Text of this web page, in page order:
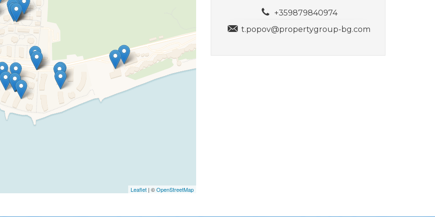
Leaflet | ©OpenStreetMap
+359879840974
t.popov@propertygroup-bg.com